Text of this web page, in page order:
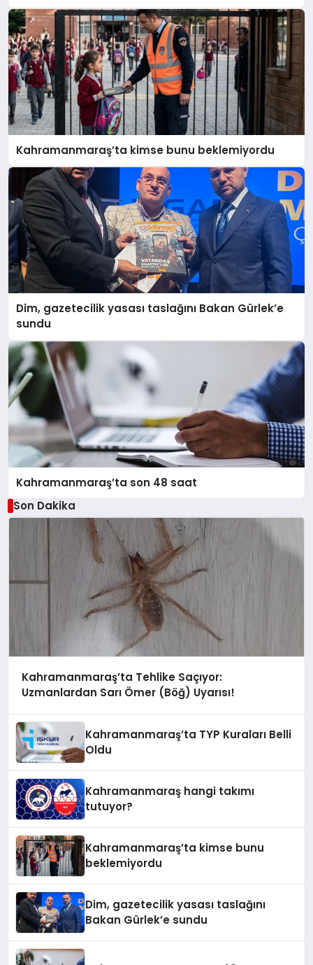
Kahramanmaraş’ta kimse bunu beklemiyordu
Dim, gazetecilik yasası taslağını Bakan Gürlek’e
sundu
Kahramanmaraş’ta son 48 saat
Son Dakika
Kahramanmaraş’ta Tehlike Saçıyor:
Uzmanlardan Sarı Ömer (Böğ) Uyarısı!
Kahramanmaraş’ta TYP Kuraları Belli
Oldu
Kahramanmaraş hangi takımı
tutuyor?
Kahramanmaraş’ta kimse bunu
beklemiyordu
Dim, gazetecilik yasası taslağını
Bakan Gürlek’e sundu